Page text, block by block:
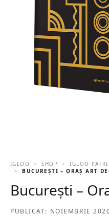
IGLOO SHOP
IGLOO
BUCUREȘTI – ORAȘ ART
București –
PUBLICAT: NOIEMBRIE